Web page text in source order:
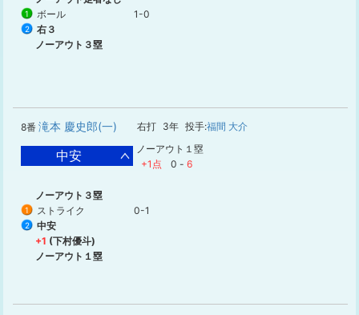
1 ボール 1-0
2
右３
ノーアウト３塁
8番 滝本 慶史郎(一) 右打 3年 投手:福間 大介
中安
ノーアウト１塁
+1点
0 - 6
ノーアウト３塁
1 ストライク 0-1
2
中安
+1 (下村優斗)
ノーアウト１塁